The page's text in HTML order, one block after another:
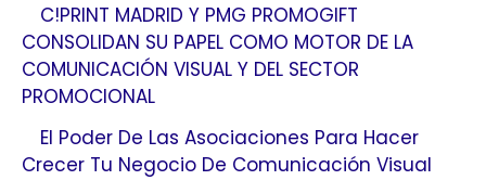
C!PRINT MADRID Y PMG PROMOGIFT
CONSOLIDAN SU PAPEL COMO MOTOR DE LA
COMUNICACIÓN VISUAL Y DEL SECTOR
PROMOCIONAL
El Poder De Las Asociaciones Para Hacer
Crecer Tu Negocio De Comunicación Visual